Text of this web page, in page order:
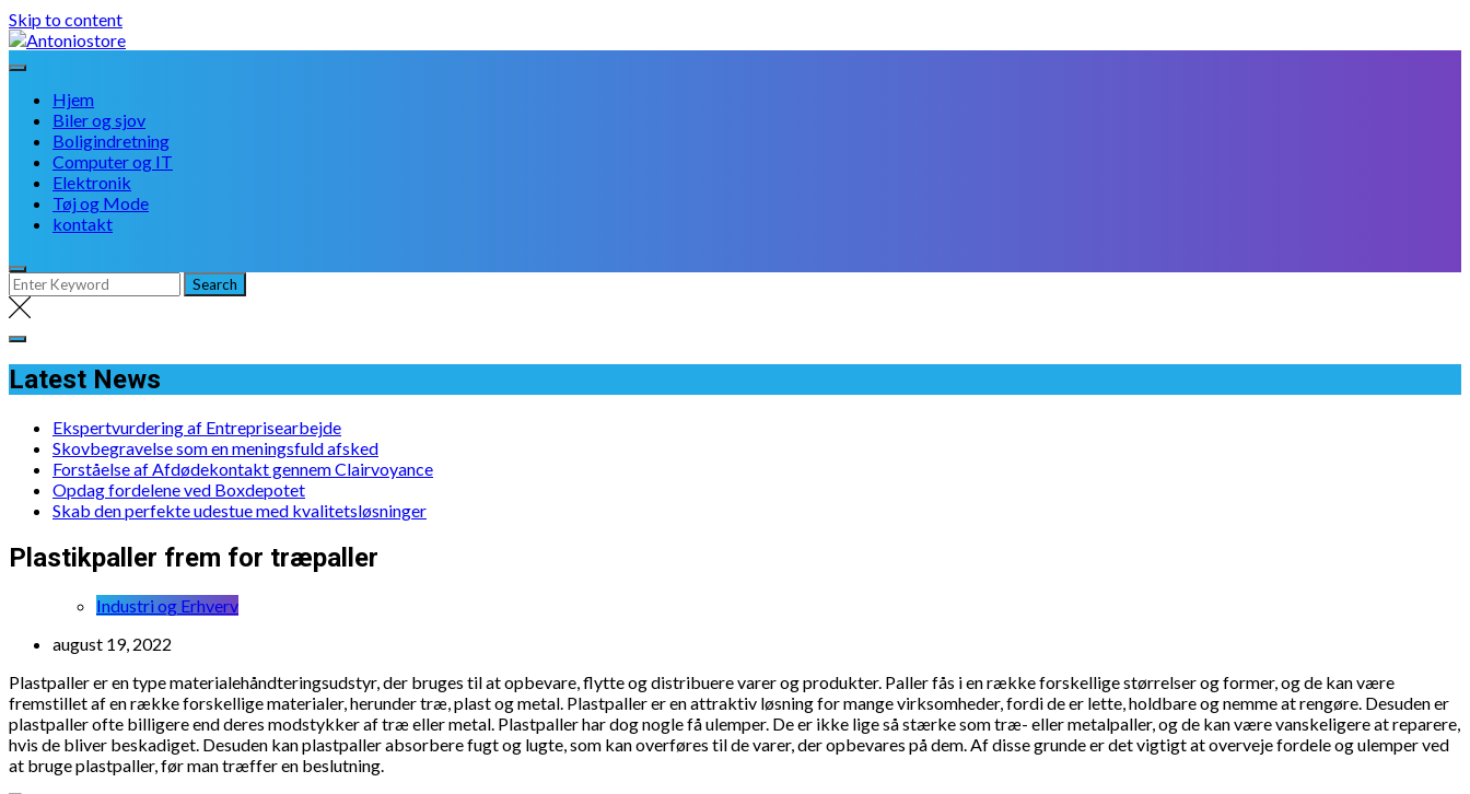
Skip to content
Hjem
Biler og sjov
Boligindretning
Computer og IT
Elektronik
Tøj og Mode
kontakt
Latest News
Ekspertvurdering af Entreprisearbejde
Skovbegravelse som en meningsfuld afsked
Forståelse af Afdødekontakt gennem Clairvoyance
Opdag fordelene ved Boxdepotet
Skab den perfekte udestue med kvalitetsløsninger
Plastikpaller frem for træpaller
Industri og Erhverv
august 19, 2022
Plastpaller er en type materialehåndteringsudstyr, der bruges til at opbevare, flytte og distribuere varer og produkter. Paller fås i en række forskellige størrelser og former, og de kan være
fremstillet af en række forskellige materialer, herunder træ, plast og metal. Plastpaller er en attraktiv løsning for mange virksomheder, fordi de er lette, holdbare og nemme at rengøre. Desuden er
plastpaller ofte billigere end deres modstykker af træ eller metal. Plastpaller har dog nogle få ulemper. De er ikke lige så stærke som træ- eller metalpaller, og de kan være vanskeligere at reparere,
hvis de bliver beskadiget. Desuden kan plastpaller absorbere fugt og lugte, som kan overføres til de varer, der opbevares på dem. Af disse grunde er det vigtigt at overveje fordele og ulemper ved
at bruge plastpaller, før man træffer en beslutning.